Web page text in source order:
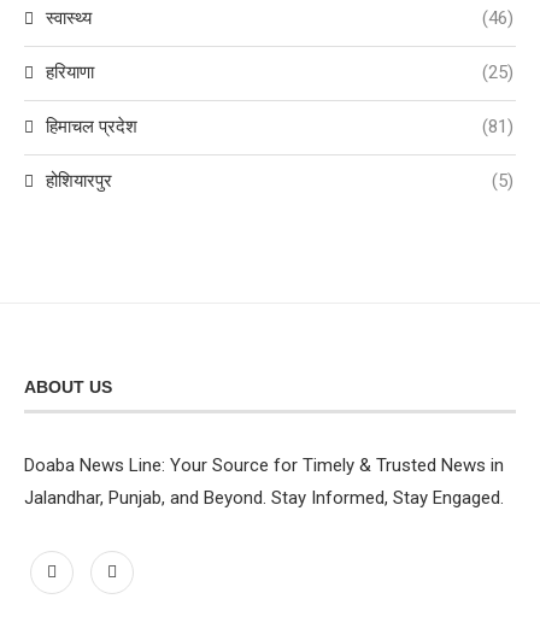
स्वास्थ्य (46)
हरियाणा (25)
हिमाचल प्रदेश (81)
होशियारपुर (5)
ABOUT US
Doaba News Line: Your Source for Timely & Trusted News in
Jalandhar, Punjab, and Beyond. Stay Informed, Stay Engaged.